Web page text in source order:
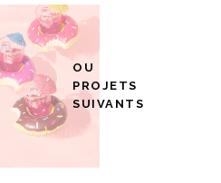
OU
PROJETS
SUIVANTS